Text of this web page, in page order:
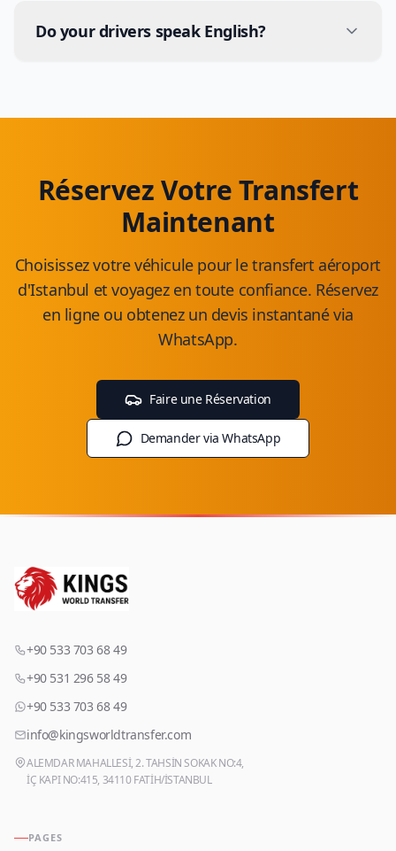
models. All vehicles undergo regular maintenance
and are cleaned according to hygiene standards.
Do your drivers speak English?
Réservez Votre Transfert
Maintenant
Choisissez votre véhicule pour le transfert aéroport
d'Istanbul et voyagez en toute confiance. Réservez
en ligne ou obtenez un devis instantané via
WhatsApp.
Faire une Réservation
Demander via WhatsApp
+90 533 703 68 49
+90 531 296 58 49
+90 533 703 68 49
info@kingsworldtransfer.com
ALEMDAR MAHALLESİ, 2. TAHSİN SOKAK NO:4,
İÇ KAPI NO:415, 34110 FATİH/İSTANBUL
PAGES